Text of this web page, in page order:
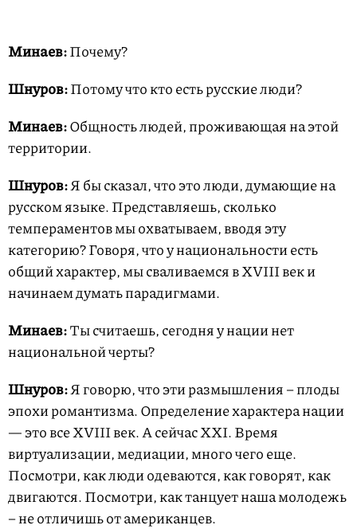
Минаев:Почему?
Шнуров:Потому что кто есть русские люди?
Минаев:Общность людей, проживающая на этой
территории.
Шнуров:Я бы сказал, что это люди, думающие на
русском языке. Представляешь, сколько
темпераментов мы охватываем, вводя эту
категорию? Говоря, что у национальности есть
общий характер, мы сваливаемся в XVIII век и
начинаем думать парадигмами.
Минаев:Ты считаешь, сегодня у нации нет
национальной черты?
Шнуров:Я говорю, что эти размышления – плоды
эпохи романтизма. Определение характера нации
— это все XVIII век. А сейчас XXI. Время
виртуализации, медиации, много чего еще.
Посмотри, как люди одеваются, как говорят, как
двигаются. Посмотри, как танцует наша молодежь
– не отличишь от американцев.